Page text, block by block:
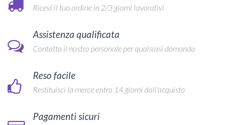
Ricevi il tuo ordine in 2/3 giorni lavorativi
Assistenza qualificata
Contatta il nostro personale per qualsiasi domanda
Reso facile
Restituisci la merce entro 14 giorni dall'acquisto
Pagamenti sicuri